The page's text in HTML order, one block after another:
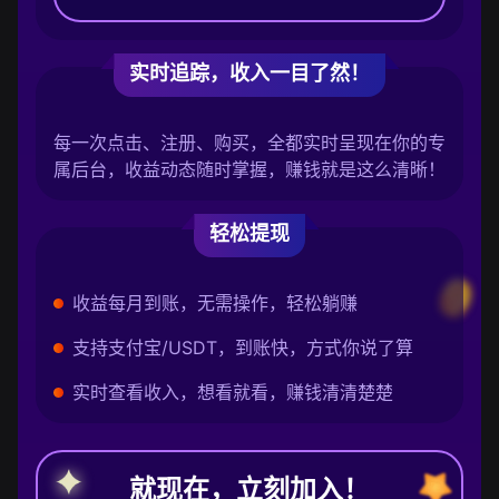
实时追踪，收入一目了然！
每一次点击、注册、购买，全都实时呈现在你的专
属后台，收益动态随时掌握，赚钱就是这么清晰！
轻松提现
收益每月到账，无需操作，轻松躺赚
支持支付宝/USDT，到账快，方式你说了算
实时查看收入，想看就看，赚钱清清楚楚
就现在，立刻加入！